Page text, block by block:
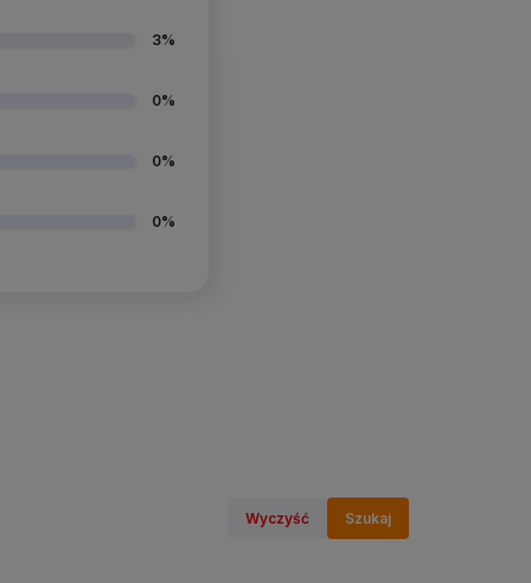
3%
0%
0%
0%
Wyczyść Szukaj